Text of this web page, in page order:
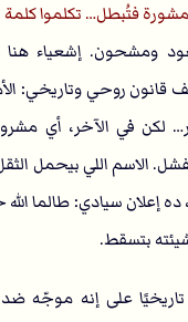
فتُبطل… تكلموا كلمة
ومشحون. إشعياء
قانون روحي وتاريخي:
لكن في الآخر، أي
الاسم اللي بيحمل
إعلان سيادي: طالما
بتسقط.
تاريخيًا على إنه موجّه